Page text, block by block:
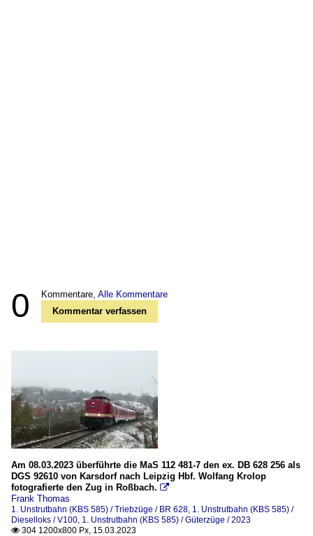
0 Kommentare, Alle Kommentare
Kommentar verfassen
Am 08.03.2023 überführte die MaS 112 481-7 den ex. DB 628 256 als
DGS 92610 von Karsdorf nach Leipzig Hbf. Wolfang Krolop
fotografierte den Zug in Roßbach. 
Frank Thomas
1. Unstrutbahn (KBS 585) / Triebzüge / BR 628, 1. Unstrutbahn (KBS 585) /
Dieselloks / V100, 1. Unstrutbahn (KBS 585) / Güterzüge / 2023
 304 1200x800 Px, 15.03.2023